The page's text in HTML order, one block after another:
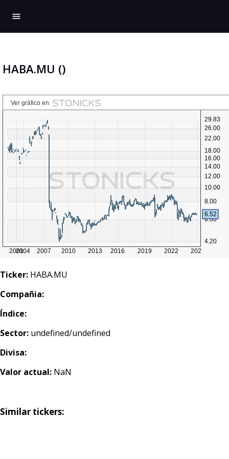
menu
HABA.MU ()
Ticker: HABA.MU
Compañia:
Índice:
Sector: undefined/undefined
Divisa:
Valor actual: NaN
Similar tickers: